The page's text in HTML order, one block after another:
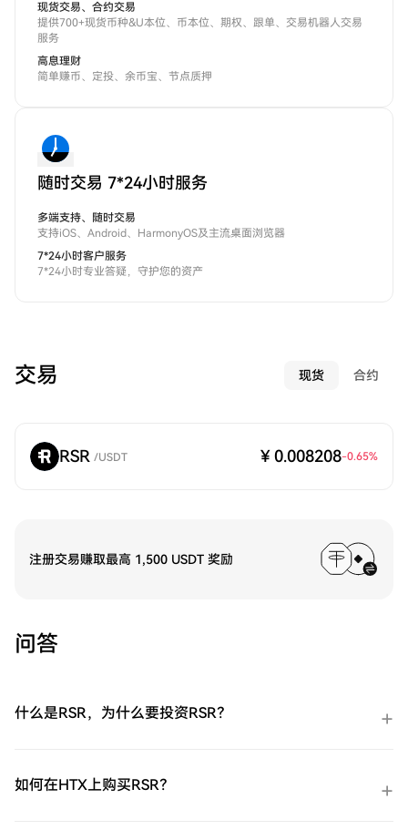
现货交易、合约交易
提供700+现货币种&U本位、币本位、期权、跟单、交易机器人交易
服务
高息理财
简单赚币、定投、余币宝、节点质押
随时交易 7*24小时服务
多端支持、随时交易
支持iOS、Android、HarmonyOS及主流桌面浏览器
7*24小时客户服务
7*24小时专业答疑，守护您的资产
交易 现货 合约
RSR /USDT ¥ 0.008208-0.65%
注册交易赚取最高 1,500 USDT 奖励
问答
什么是RSR，为什么要投资RSR？
如何在HTX上购买RSR？